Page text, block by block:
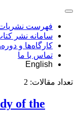
فهرست
سامانه نشر
کارگاه‌ها و
تماس با ما
English
تعداد مقالات: 2
of the